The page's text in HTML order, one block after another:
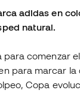
adidas en
natural.
comenzar
para marcar
Copa